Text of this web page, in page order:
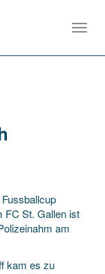
FC St. Gallen ist
am
kam es zu